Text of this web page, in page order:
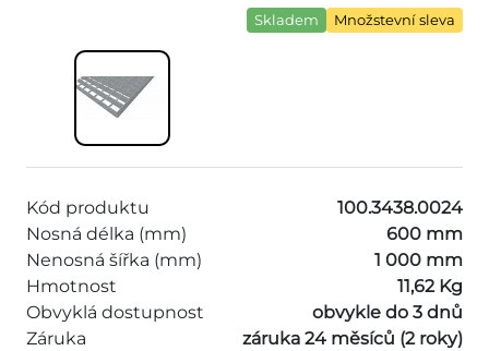
Skladem Množstevní sleva
Kód produktu
100.3438.0024
Nosná délka (mm)
600 mm
Nenosná šířka (mm)
1 000 mm
Hmotnost
11,62 Kg
Obvyklá dostupnost
obvykle do 3 dnů
Záruka
záruka 24 měsíců (2 roky)